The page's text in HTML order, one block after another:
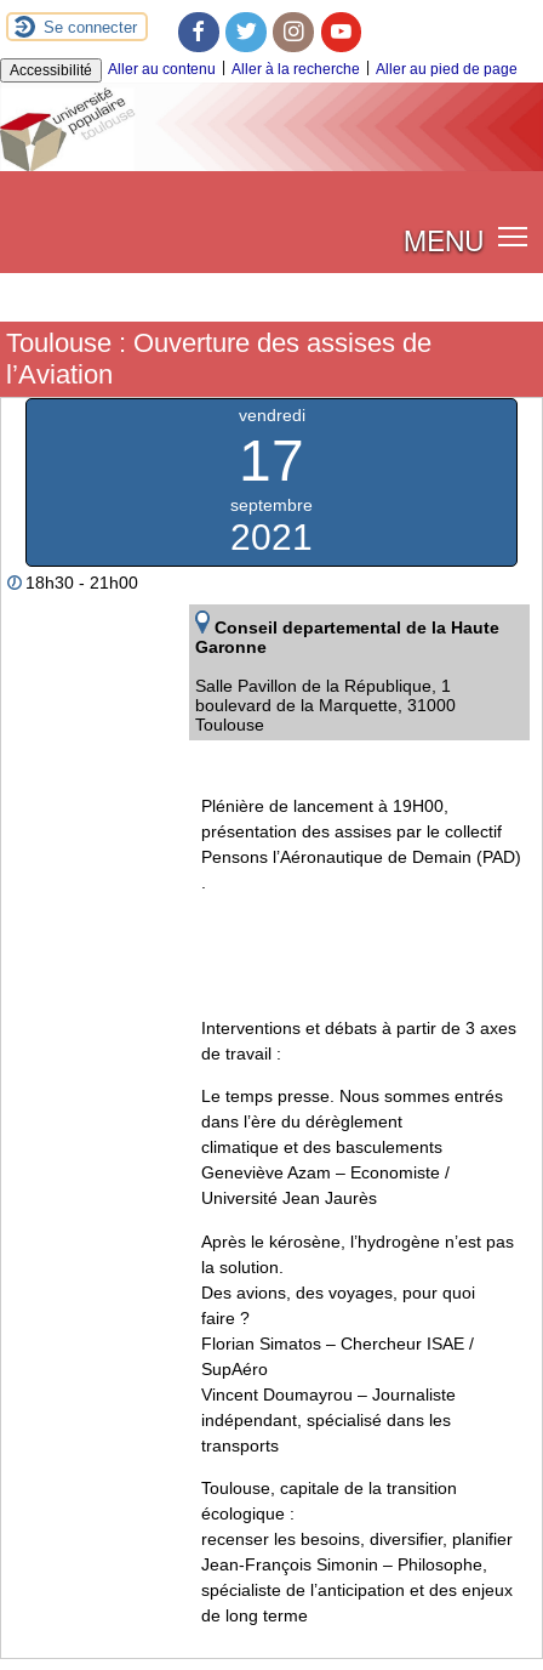
Se connecter
FacebookTwitter InstagramYoutube
Accessibilité Aller au contenu | Aller à la recherche | Aller au pied de page
MENU
Toulouse : Ouverture des assises de
l’Aviation
vendredi
17
septembre
2021
18h30 - 21h00
Conseil departemental de la Haute
Garonne
Salle Pavillon de la République, 1
boulevard de la Marquette, 31000
Toulouse
Plénière de lancement à 19H00,
présentation des assises par le collectif
Pensons l’Aéronautique de Demain (PAD)
Interventions et débats à partir de 3 axes
de travail :
Le temps presse. Nous sommes entrés
dans l’ère du dérèglement
climatique et des basculements
Geneviève Azam – Economiste /
Université Jean Jaurès
Après le kérosène, l’hydrogène n’est pas
la solution.
Des avions, des voyages, pour quoi
faire ?
Florian Simatos – Chercheur ISAE /
SupAéro
Vincent Doumayrou – Journaliste
indépendant, spécialisé dans les
transports
Toulouse, capitale de la transition
écologique :
recenser les besoins, diversifier, planifier
Jean-François Simonin – Philosophe,
spécialiste de l’anticipation et des enjeux
de long terme